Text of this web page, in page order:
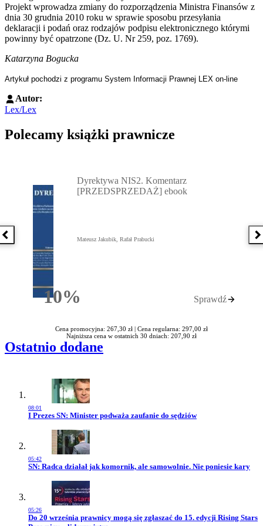
Projekt wprowadza zmiany do rozporządzenia Ministra Finansów z
dnia 30 grudnia 2010 roku w sprawie sposobu przesyłania
deklaracji i podań oraz rodzajów podpisu elektronicznego którymi
powinny być opatrzone (Dz. U. Nr 259, poz. 1769).
Katarzyna Bogucka
Artykuł pochodzi z programu System Informacji Prawnej LEX on-line
Autor:
Lex/Lex
Polecamy książki prawnicze
Poprzednia książka
10%Rabatu
Dyrektywa NIS2. Komentarz
[PRZEDSPRZEDAŻ] ebook
Mateusz Jakubik, Rafał Prabucki
Sprawdź
Cena promocyjna: 267,30 zł | Cena regularna: 297,00 zł
Najniższa cena w ostatnich 30 dniach: 207,90 zł
Ostatnio dodane
08:01
Przejdź do artykułu:
I Prezes SN: Minister podważa zaufanie do sędziów
05:42
Przejdź do artykułu:
SN: Radca działał jak komornik, ale samowolnie. Nie poniesie kary
05:26
Przejdź do artykułu:
Do 20 września prawnicy mogą się zgłaszać do 15. edycji Rising Stars